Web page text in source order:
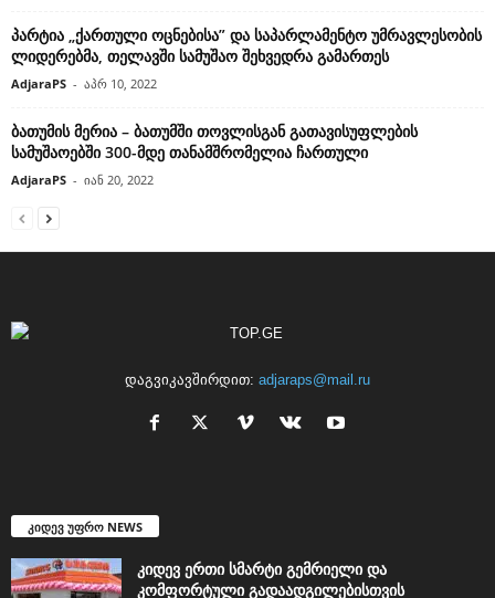
პარტია „ქართული ოცნებისა” და საპარლამენტო უმრავლესობის
ლიდერებმა, თელავში სამუშაო შეხვედრა გამართეს
AdjaraPS - აპრ 10, 2022
ბათუმის მერია – ბათუმში თოვლისგან გათავისუფლების
სამუშაოებში 300-მდე თანამშრომელია ჩართული
AdjaraPS - იან 20, 2022
დაგვიკავშირდით: adjaraps@mail.ru
კიდევ უფრო NEWS
კიდევ ერთი სმარტი გემრიელი და
კომფორტული გადაადგილებისთვის